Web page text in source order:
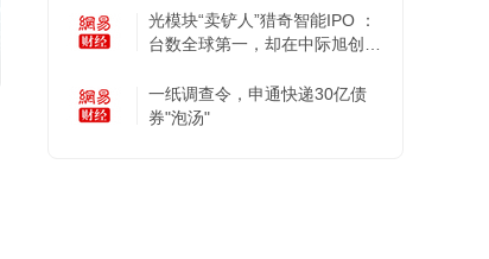
光模块“卖铲人”猎奇智能IPO ：
台数全球第一，却在中际旭创的
一纸调查令，申通快递30亿债
券"泡汤"